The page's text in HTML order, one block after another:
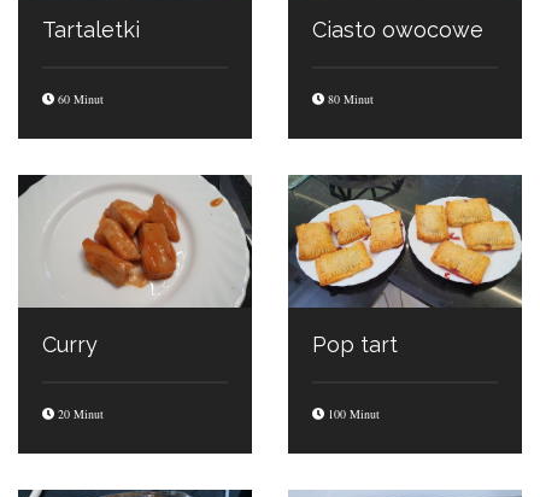
Tartaletki
60 Minut
Ciasto owocowe
80 Minut
Curry
20 Minut
Pop tart
100 Minut